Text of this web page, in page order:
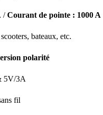
/Courant de pointe : 1000 A
bateaux, etc.
polarité
5V/3A
fil